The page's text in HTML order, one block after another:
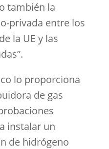
también la
privada entre los
la UE y las
lo proporciona
de gas
instalar un
de hidrógeno